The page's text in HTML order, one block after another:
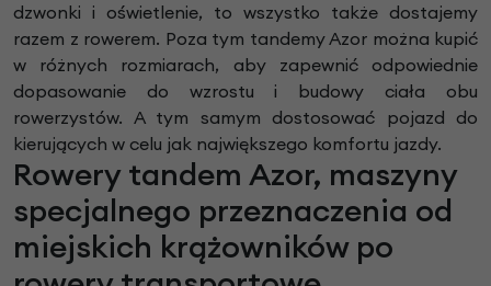
dzwonki i oświetlenie, to wszystko także dostajemy
razem z rowerem. Poza tym tandemy Azor można kupić
w różnych rozmiarach, aby zapewnić odpowiednie
dopasowanie do wzrostu i budowy ciała obu
rowerzystów. A tym samym dostosować pojazd do
kierujących w celu jak największego komfortu jazdy.
Rowery tandem Azor, maszyny
specjalnego przeznaczenia od
miejskich krążowników po